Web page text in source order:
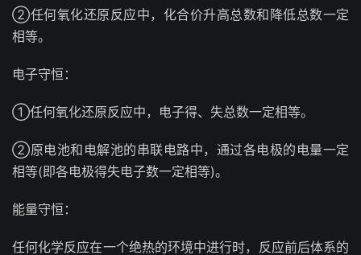
②任何氧化还原反应中，化合价升高总数和降低总数一定
相等。
电子守恒：
①任何氧化还原反应中，电子得、失总数一定相等。
②原电池和电解池的串联电路中，通过各电极的电量一定
相等(即各电极得失电子数一定相等)。
能量守恒：
任何化学反应在一个绝热的环境中进行时，反应前后体系的